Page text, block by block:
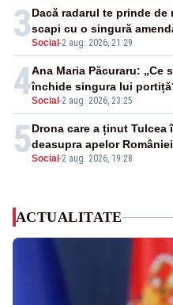
3Social -2 aug. 2026, 21:29
Dacă radarul te prinde de
scapi cu o singură
4Social -2 aug. 2026, 23:25
Ana Maria Păcuraru: „Ce
închide singura lui
5Social -2 aug. 2026, 19:28
Drona care a ținut Tulcea
deasupra apelor
ACTUALITATE